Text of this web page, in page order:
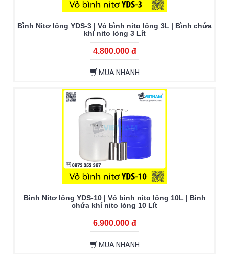
Bình Nitơ lỏng YDS-3 | Vỏ bình nito lỏng 3L | Bình chứa
khí nito lỏng 3 Lít
4.800.000 đ
MUA NHANH
Bình Nitơ lỏng YDS-10 | Vỏ bình nito lỏng 10L | Bình
chứa khí nito lỏng 10 Lít
6.900.000 đ
MUA NHANH